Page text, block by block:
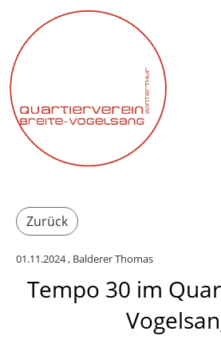
Zurück
01.11.2024, Balderer Thomas
Tempo 30 im